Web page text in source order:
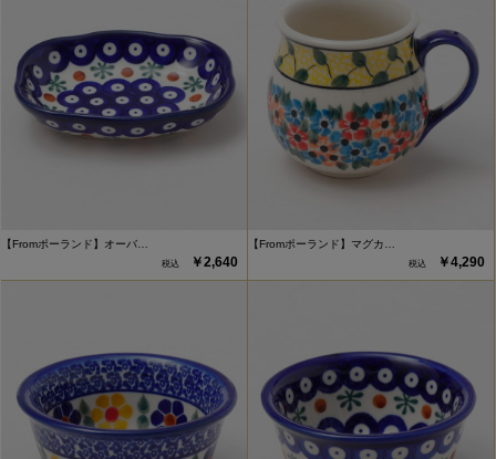
【Fromポーランド】オーバ…
￥2,640
【Fromポーランド】マグカ…
￥4,290